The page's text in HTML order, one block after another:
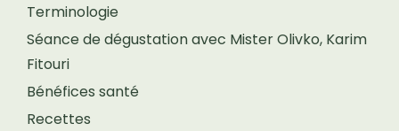
Terminologie
Séance de dégustation avec Mister Olivko, Karim
Fitouri
Bénéfices santé
Recettes